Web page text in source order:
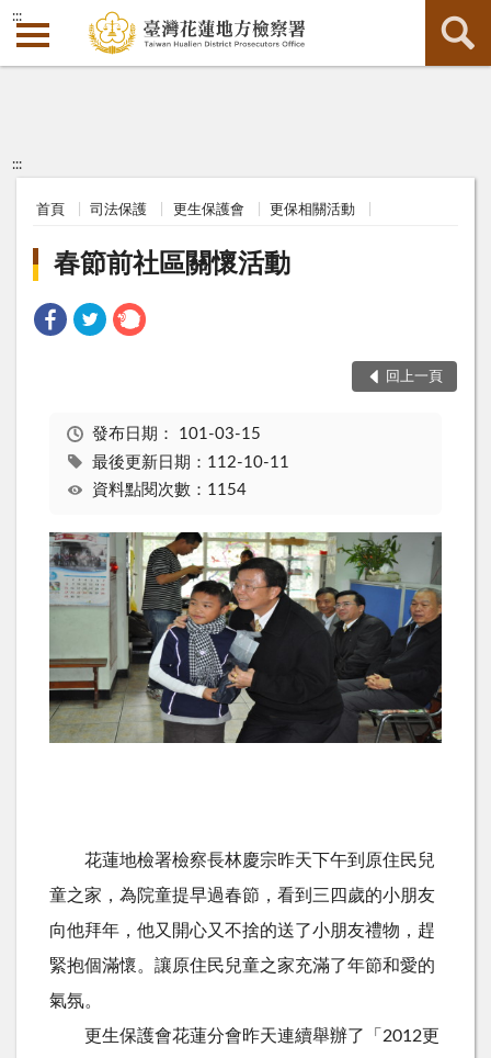
:::
:::
首頁 司法保護 更生保護會 更保相關活動
春節前社區關懷活動
回上一頁
發布日期： 101-03-15
最後更新日期：112-10-11
資料點閱次數：1154
花蓮地檢署檢察長林慶宗昨天下午到原住民兒
童之家，為院童提早過春節，看到三四歲的小朋友
向他拜年，他又開心又不捨的送了小朋友禮物，趕
緊抱個滿懷。讓原住民兒童之家充滿了年節和愛的
氣氛。
更生保護會花蓮分會昨天連續舉辦了「2012更